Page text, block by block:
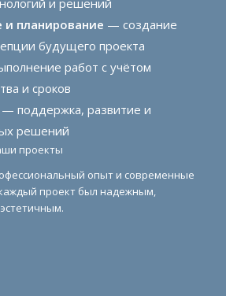
и решений
и планирование — создание
будущего проекта
работ с учётом
и сроков
— поддержка, развитие и
решений
проекты
опыт и современные
проект был надежным,